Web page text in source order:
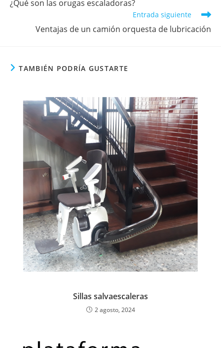
¿Qué son las orugas escaladoras?
Entrada siguiente
Ventajas de un camión orquesta de lubricación
TAMBIÉN PODRÍA GUSTARTE
Sillas salvaescaleras
2 agosto, 2024